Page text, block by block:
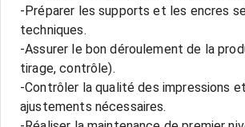
-Préparer les supports et les encres
techniques.
-Assurer le bon déroulement de la
tirage, contrôle).
-Contrôler la qualité des impressions
ajustements nécessaires.